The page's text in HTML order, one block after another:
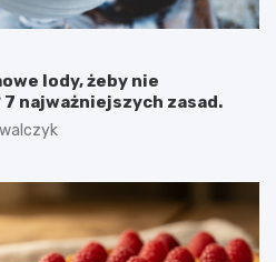
lody, żeby nie
najważniejszych zasad.